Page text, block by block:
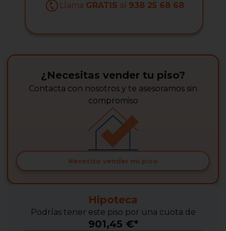
Llama GRATIS al 938 25 68 68
¿Necesitas vender tu piso?
Contacta con nosotros y te asesoramos sin
compromiso
Necesito vender mi piso
Hipoteca
Podrías tener este piso por una cuota de
901,45 €*